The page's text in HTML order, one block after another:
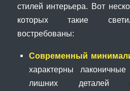
стилей интерьера. Вот
которых такие
востребованы:
Современный
характерны
лишних